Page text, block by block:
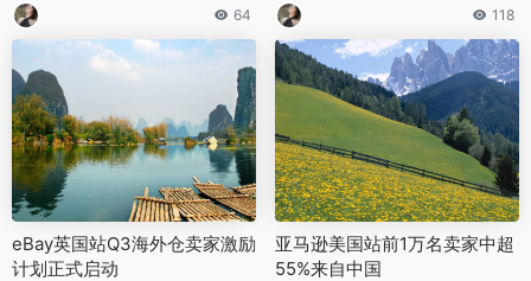
64 118
eBay英国站Q3海外仓卖家激励
计划正式启动
亚马逊美国站前1万名卖家中超
55%来自中国